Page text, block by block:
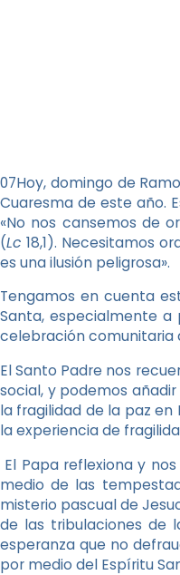
07Hoy, domingo de
Cuaresma de este año.
«No nos cansemos de
(Lc 18,1). Necesitamos
es una ilusión peligrosa».
Tengamos en cuenta
Santa, especialmente
celebración comunitaria
El Santo Padre nos
social, y podemos
la fragilidad de la paz en
la experiencia de
El Papa reflexiona y
medio de las
misterio pascual de
de las tribulaciones de
esperanza que no
por medio del Espíritu